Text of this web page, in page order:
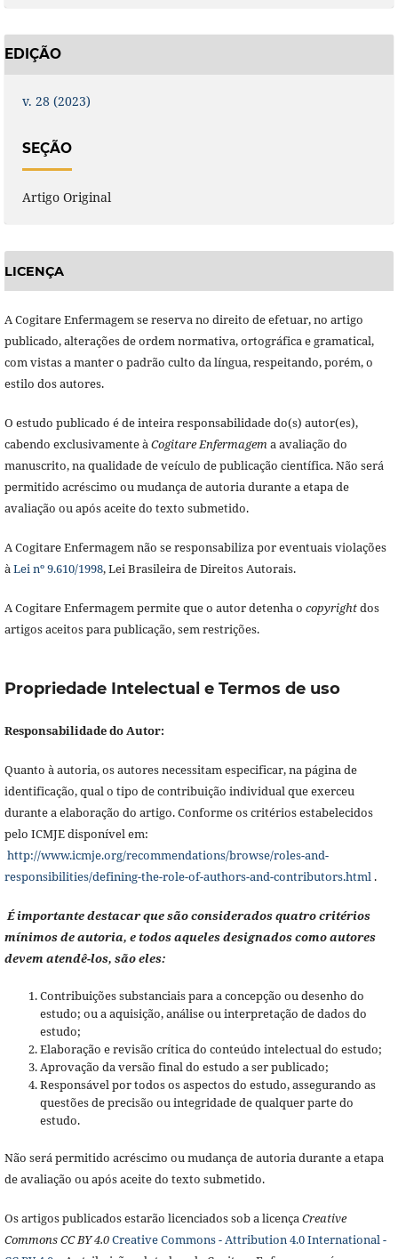
EDIÇÃO
v. 28 (2023)
SEÇÃO
Artigo Original
LICENÇA
A Cogitare Enfermagem se reserva no direito de efetuar, no artigo
publicado, alterações de ordem normativa, ortográfica e gramatical,
com vistas a manter o padrão culto da língua, respeitando, porém, o
estilo dos autores.
O estudo publicado é de inteira responsabilidade do(s) autor(es),
cabendo exclusivamente àCogitare Enfermagema avaliação do
manuscrito, na qualidade de veículo de publicação científica. Não será
permitido acréscimo ou mudança de autoria durante a etapa de
avaliação ou após aceite do texto submetido.
A Cogitare Enfermagem não se responsabiliza por eventuais violações
àLei nº 9.610/1998, Lei Brasileira de Direitos Autorais.
A Cogitare Enfermagem permite que o autor detenha o copyrightdos
artigos aceitos para publicação, sem restrições.
Propriedade Intelectual e Termos de uso
Responsabilidade do Autor:
Quanto à autoria, os autores necessitam especificar, na página de
identificação, qual o tipo de contribuição individual que exerceu
durante a elaboração do artigo. Conforme os critérios estabelecidos
pelo ICMJE disponível em:
http://www.icmje.org/recommendations/browse/roles-and-
responsibilities/defining-the-role-of-authors-and-contributors.html.
É importante destacar que são considerados quatro critérios
mínimos de autoria, e todos aqueles designados como autores
devem atendê-los, são eles:
Contribuições substanciais para a concepção ou desenho do
estudo; ou a aquisição, análise ou interpretação de dados do
estudo;
Elaboração e revisão crítica do conteúdo intelectual do estudo;
Aprovação da versão final do estudo a ser publicado;
Responsável por todos os aspectos do estudo, assegurando as
questões de precisão ou integridade de qualquer parte do
estudo.
Não será permitido acréscimo ou mudança de autoria durante a etapa
de avaliação ou após aceite do texto submetido.
Os artigos publicados estarão licenciados sob a licençaCreative
Commons CC BY 4.0Creative Commons - Attribution 4.0 International -